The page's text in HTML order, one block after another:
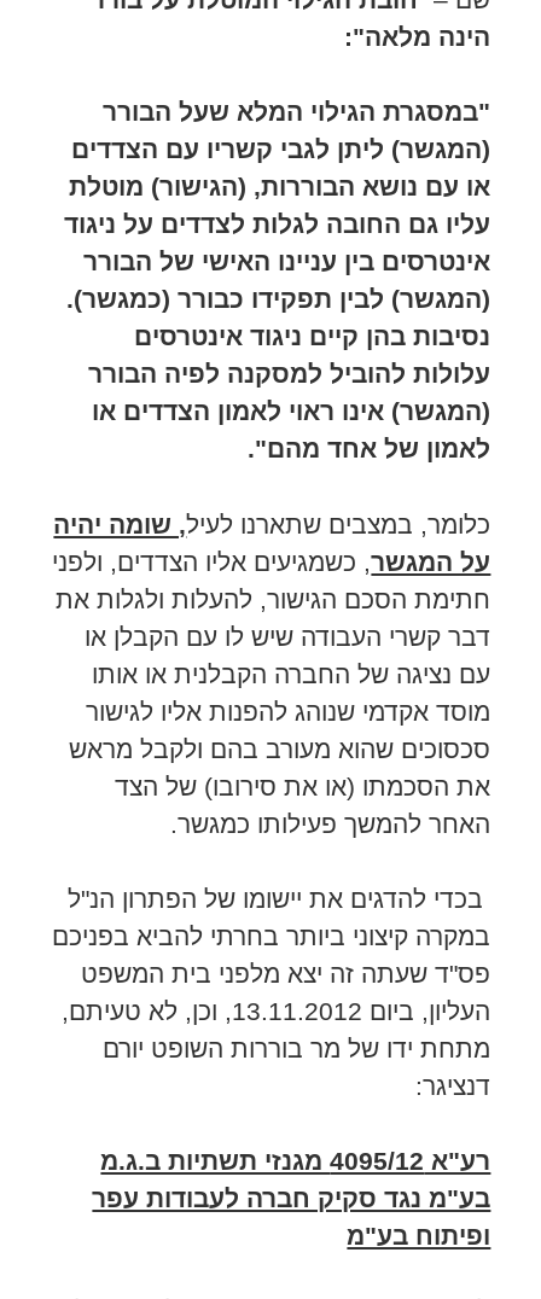
הינה מלאה":
"במסגרת הגילוי המלא שעל הבורר
(המגשר) ליתן לגבי קשריו עם הצדדים
או עם נושא הבוררות, (הגישור) מוטלת
עליו גם החובה לגלות לצדדים על ניגוד
אינטרסים בין עניינו האישי של הבורר
(המגשר) לבין תפקידו כבורר (כמגשר).
נסיבות בהן קיים ניגוד אינטרסים
עלולות להוביל למסקנה לפיה הבורר
(המגשר) אינו ראוי לאמון הצדדים או
לאמון של אחד מהם".
כלומר, במצבים שתארנו לעיל, שומה יהיה
על המגשר, כשמגיעים אליו הצדדים, ולפני
חתימת הסכם הגישור, להעלות ולגלות את
דבר קשרי העבודה שיש לו עם הקבלן או
עם נציגה של החברה הקבלנית או אותו
מוסד אקדמי שנוהג להפנות אליו לגישור
סכסוכים שהוא מעורב בהם ולקבל מראש
את הסכמתו (או את סירובו) של הצד
האחר להמשך פעילותו כמגשר.
בכדי להדגים את יישומו של הפתרון הנ"ל
במקרה קיצוני ביותר בחרתי להביא בפניכם
פס"ד שעתה זה יצא מלפני בית המשפט
העליון, ביום 13.11.2012, וכן, לא טעיתם,
מתחת ידו של מר בוררות השופט יורם
דנציגר:
רע"א 4095/12 מגנזי תשתיות ב.ג.מ
בע"מ נגד סקיק חברה לעבודות עפר
ופיתוח בע"מ